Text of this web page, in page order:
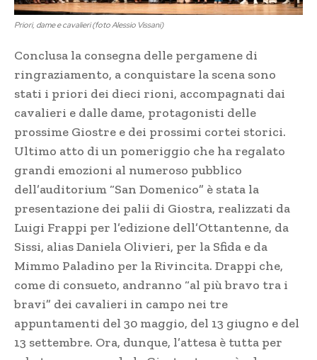
Priori, dame e cavalieri (foto Alessio Vissani)
Conclusa la consegna delle pergamene di
ringraziamento, a conquistare la scena sono
stati i priori dei dieci rioni, accompagnati dai
cavalieri e dalle dame, protagonisti delle
prossime Giostre e dei prossimi cortei storici.
Ultimo atto di un pomeriggio che ha regalato
grandi emozioni al numeroso pubblico
dell’auditorium “San Domenico” è stata la
presentazione dei palii di Giostra, realizzati da
Luigi Frappi per l’edizione dell’Ottantenne, da
Sissi, alias Daniela Olivieri, per la Sfida e da
Mimmo Paladino per la Rivincita. Drappi che,
come di consueto, andranno “al più bravo tra i
bravi” dei cavalieri in campo nei tre
appuntamenti del 30 maggio, del 13 giugno e del
13 settembre. Ora, dunque, l’attesa è tutta per